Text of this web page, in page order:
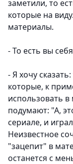
заметили, то
которые на
материалы.
- То есть вы
- Я хочу
которые, к
использовать
подумают: "А,
сериале, и
Неизвестное
"зацепит" в
останется с